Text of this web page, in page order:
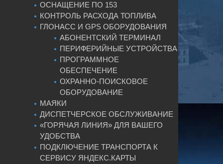
ОСНАЩЕНИЕ ПО 153
КОНТРОЛЬ РАСХОДА ТОПЛИВА
ГЛОНАСС И GPS ОБОРУДОВАНИЯ
АБОНЕНТСКИЙ ТЕРМИНАЛ
ПЕРИФЕРИЙНЫЕ УСТРОЙСТВА
ПРОГРАММНОЕ
ОБЕСПЕЧЕНИЕ
ОХРАННО-ПОИСКОВОЕ
ОБОРУДОВАНИЕ
МАЯКИ
ДИСПЕТЧЕРСКОЕ ОБСЛУЖИВАНИЕ
«ГОРЯЧАЯ ЛИНИЯ» ДЛЯ ВАШЕГО
УДОБСТВА
ПОДКЛЮЧЕНИЕ ТРАНСПОРТА К
СЕРВИСУ ЯНДЕКС.КАРТЫ